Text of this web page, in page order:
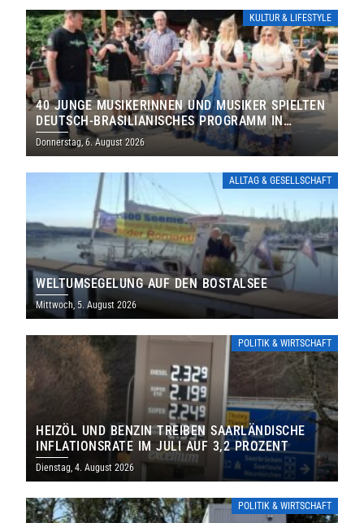
KULTUR & LIFESTYLE
40 JUNGE MUSIKERINNEN UND MUSIKER SPIELTEN
DEUTSCH-BRASILIANISCHES PROGRAMM IN
THOLEY
Donnerstag, 6. August 2026
ALLTAG & GESELLSCHAFT
WELTUMSEGELUNG AUF DEN BOSTALSEE
Mittwoch, 5. August 2026
POLITIK & WIRTSCHAFT
HEIZÖL UND BENZIN TREIBEN SAARLÄNDISCHE
INFLATIONSRATE IM JULI AUF 3,2 PROZENT
Dienstag, 4. August 2026
POLITIK & WIRTSCHAFT